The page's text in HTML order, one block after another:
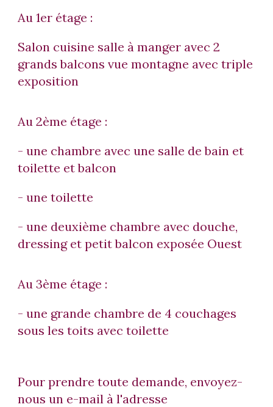
Au 1er étage :
Salon cuisine salle à manger avec 2
grands balcons vue montagne avec triple
exposition
Au 2ème étage :
- une chambre avec une salle de bain et
toilette et balcon
- une toilette
- une deuxième chambre avec douche,
dressing et petit balcon exposée Ouest
Au 3ème étage :
- une grande chambre de 4 couchages
sous les toits avec toilette
Pour prendre toute demande, envoyez-
nous un e-mail à l'adresse